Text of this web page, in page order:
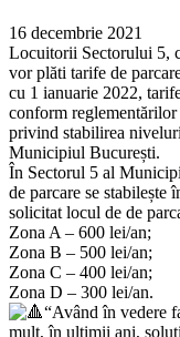
16 decembrie 2021
Locuitorii Sectorului 5,
vor plăti tarife de
cu 1 ianuarie 2022,
conform
privind stabilirea
Municipiul București.
În Sectorul 5 al
de parcare se stabilește
solicitat locul de de
Zona A – 600 lei/an;
Zona B – 500 lei/an;
Zona C – 400 lei/an;
Zona D – 300 lei/an.
“Având în vedere
mult, în ultimii ani,